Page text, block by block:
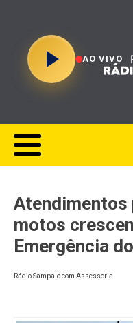
AO VIVO
Atendimentos
motos
Emergência
Rádio Sampaio com Assessoria